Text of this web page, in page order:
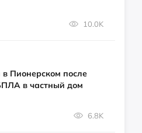
10.0K
Пионерском после
в частный дом
6.8K